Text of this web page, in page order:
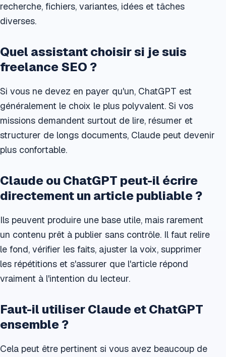
recherche, fichiers, variantes, idées et tâches
diverses.
Quel assistant choisir si je suis
freelance SEO ?
Si vous ne devez en payer qu'un, ChatGPT est
généralement le choix le plus polyvalent. Si vos
missions demandent surtout de lire, résumer et
structurer de longs documents, Claude peut devenir
plus confortable.
Claude ou ChatGPT peut-il écrire
directement un article publiable ?
Ils peuvent produire une base utile, mais rarement
un contenu prêt à publier sans contrôle. Il faut relire
le fond, vérifier les faits, ajuster la voix, supprimer
les répétitions et s'assurer que l'article répond
vraiment à l'intention du lecteur.
Faut-il utiliser Claude et ChatGPT
ensemble ?
Cela peut être pertinent si vous avez beaucoup de